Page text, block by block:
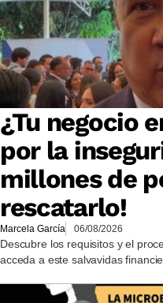
¿Tu negocio
por la
millones de
rescatarlo!
Marcela García 06/08/2026
Descubre los requisitos y el
acceda a este salvavidas